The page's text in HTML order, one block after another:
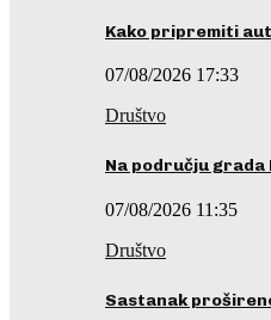
Kako pripremiti
07/08/2026 17:33
Društvo
Na području
07/08/2026 11:35
Društvo
Sastanak